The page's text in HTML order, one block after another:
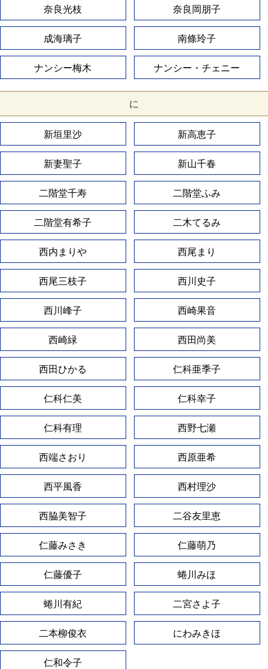
奈良光枝 奈良岡朋子
成海璃子 南條玲子
ナンシー梅木 ナンシー・チェニー
に
新垣里沙 新高恵子
新妻聖子 新山千春
二階堂千寿 二階堂ふみ
二階堂有希子 二木てるみ
西内まりや 西尾まり
西尾三枝子 西川史子
西川峰子 西崎果音
西崎緑 西田尚美
西田ひかる 仁科亜季子
仁科仁美 仁科幸子
仁科有理 西野七瀬
西端さおり 西原亜希
西平風香 西村理沙
西脇美智子 二谷友里恵
仁藤みさき 仁藤萌乃
仁藤優子 蜷川みほ
蜷川有紀 二宮さよ子
二本柳俊衣 にわみきほ
仁和令子